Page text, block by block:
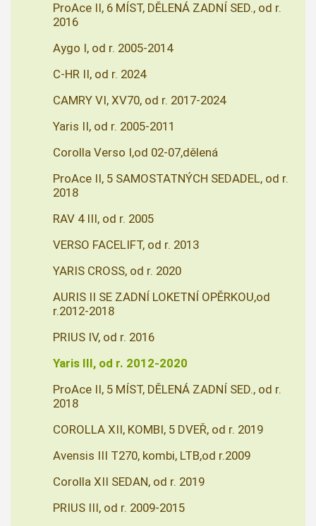
ProAce II, 6 MÍST, DĚLENÁ ZADNÍ SED., od r.
2016
Aygo I, od r. 2005-2014
C-HR II, od r. 2024
CAMRY VI, XV70, od r. 2017-2024
Yaris II, od r. 2005-2011
Corolla Verso I,od 02-07,dělená
ProAce II, 5 SAMOSTATNÝCH SEDADEL, od r.
2018
RAV 4 III, od r. 2005
VERSO FACELIFT, od r. 2013
YARIS CROSS, od r. 2020
AURIS II SE ZADNÍ LOKETNÍ OPĚRKOU,od
r.2012-2018
PRIUS IV, od r. 2016
Yaris III, od r. 2012-2020
ProAce II, 5 MÍST, DĚLENÁ ZADNÍ SED., od r.
2018
COROLLA XII, KOMBI, 5 DVEŘ, od r. 2019
Avensis III T270, kombi, LTB,od r.2009
Corolla XII SEDAN, od r. 2019
PRIUS III, od r. 2009-2015